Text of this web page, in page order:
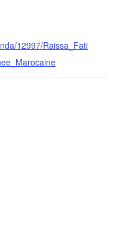
12997/Raissa_Fati